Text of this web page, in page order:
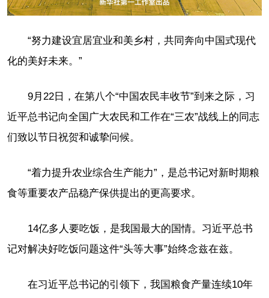
“努力建设宜居宜业和美乡村，共同奔向中国式现代
化的美好未来。”
9月22日，在第八个“中国农民丰收节”到来之际，习
近平总书记向全国广大农民和工作在“三农”战线上的同志
们致以节日祝贺和诚挚问候。
“着力提升农业综合生产能力”，是总书记对新时期粮
食等重要农产品稳产保供提出的更高要求。
14亿多人要吃饭，是我国最大的国情。习近平总书
记对解决好吃饭问题这件“头等大事”始终念兹在兹。
在习近平总书记的引领下，我国粮食产量连续10年